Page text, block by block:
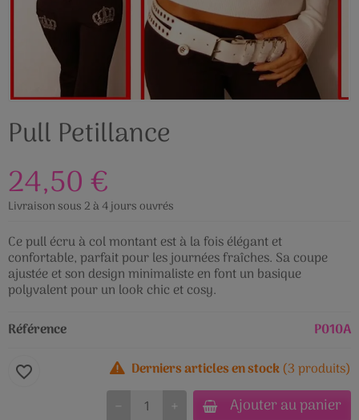
Pull Petillance
24,50 €
Livraison sous 2 à 4 jours ouvrés
Ce pull écru à col montant est à la fois élégant et
confortable, parfait pour les journées fraîches. Sa coupe
ajustée et son design minimaliste en font un basique
polyvalent pour un look chic et cosy.
Référence
P010A
Derniers articles en stock(3 produits)
+
− Ajouter au panier
favorite_border